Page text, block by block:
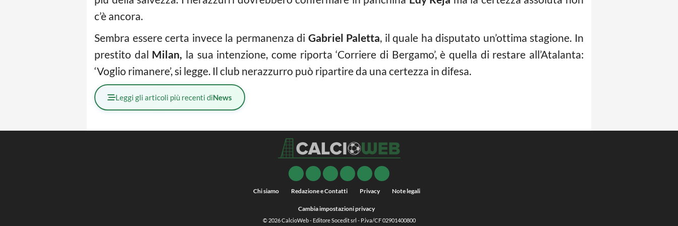
c’è ancora.
Sembra essere certa invece la permanenza di Gabriel Paletta, il quale ha disputato un’ottima stagione. In
prestito dal Milan, la sua intenzione, come riporta ‘Corriere di Bergamo’, è quella di restare all’Atalanta:
‘Voglio rimanere’, si legge. Il club nerazzurro può ripartire da una certezza in difesa.
Leggi gli articoli più recenti diNews
Chi siamo Redazione e Contatti Privacy Note legali
Cambia impostazioni privacy
© 2026CalcioWeb- Editore Socedit srl - P.iva/CF 02901400800